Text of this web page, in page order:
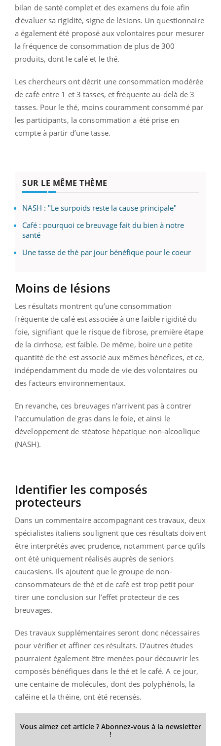
bilan de santé complet et des examens du foie afin
d’évaluer sa rigidité, signe de lésions. Un questionnaire
a également été proposé aux volontaires pour mesurer
la fréquence de consommation de plus de 300
produits, dont le café et le thé.
Les chercheurs ont décrit une consommation modérée
de café entre 1 et 3 tasses, et fréquente au-delà de 3
tasses. Pour le thé, moins couramment consommé par
les participants, la consommation a été prise en
compte à partir d’une tasse.
SUR LE MÊME THÈME
NASH : "Le surpoids reste la cause principale"
Café : pourquoi ce breuvage fait du bien à notre
santé
Une tasse de thé par jour bénéfique pour le coeur
Moins de lésions
Les résultats montrent qu’une consommation
fréquente de café est associée à une faible rigidité du
foie, signifiant que le risque de fibrose, première étape
de la cirrhose, est faible. De même, boire une petite
quantité de thé est associé aux mêmes bénéfices, et ce,
indépendamment du mode de vie des volontaires ou
des facteurs environnementaux.
En revanche, ces breuvages n'arrivent pas à contrer
l’accumulation de gras dans le foie, et ainsi le
développement de stéatose hépatique non-alcoolique
(NASH).
Identifier les composés
protecteurs
Dans un commentaire accompagnant ces travaux, deux
spécialistes italiens soulignent que ces résultats doivent
être interprétés avec prudence, notamment parce qu’ils
ont été uniquement réalisés auprès de seniors
caucasiens. Ils ajoutent que le groupe de non-
consommateurs de thé et de café est trop petit pour
tirer une conclusion sur l’effet protecteur de ces
breuvages.
Des travaux supplémentaires seront donc nécessaires
pour vérifier et affiner ces résultats. D’autres études
pourraient également être menées pour découvrir les
composés bénéfiques dans le thé et le café. A ce jour,
une centaine de molécules, dont des polyphénols, la
caféine et la théine, ont été recensés.
Vous aimez cet article ? Abonnez-vous à la newsletter
!